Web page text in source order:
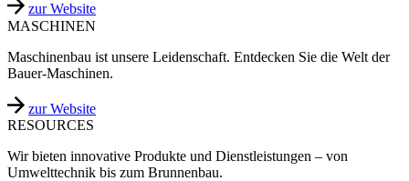
zur Website
MASCHINEN
Maschinenbau ist unsere Leidenschaft. Entdecken Sie die Welt der
Bauer-Maschinen.
zur Website
RESOURCES
Wir bieten innovative Produkte und Dienstleistungen – von
Umwelttechnik bis zum Brunnenbau.